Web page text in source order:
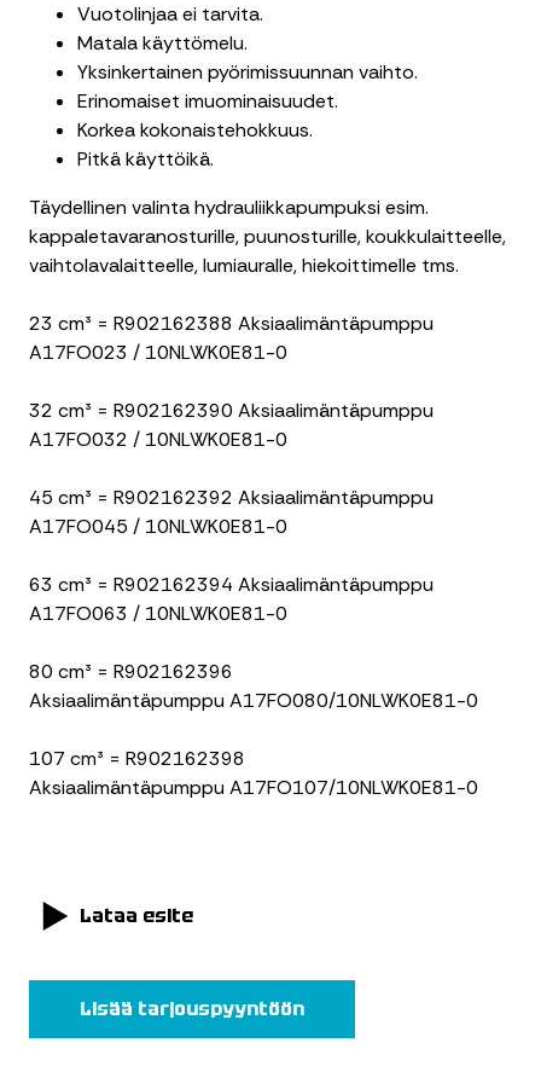
Vuotolinjaa ei tarvita.
Matala käyttömelu.
Yksinkertainen pyörimissuunnan vaihto.
Erinomaiset imuominaisuudet.
Korkea kokonaistehokkuus.
Pitkä käyttöikä.
Täydellinen valinta hydrauliikkapumpuksi esim.
kappaletavaranosturille, puunosturille, koukkulaitteelle,
vaihtolavalaitteelle, lumiauralle, hiekoittimelle tms.
23 cm³ = R902162388 Aksiaalimäntäpumppu
A17FO023 / 10NLWK0E81-0
32 cm³ = R902162390 Aksiaalimäntäpumppu
A17FO032 / 10NLWK0E81-0
45 cm³ = R902162392 Aksiaalimäntäpumppu
A17FO045 / 10NLWK0E81-0
63 cm³ = R902162394 Aksiaalimäntäpumppu
A17FO063 / 10NLWK0E81-0
80 cm³ = R902162396
Aksiaalimäntäpumppu A17FO080/10NLWK0E81-0
107 cm³ = R902162398
Aksiaalimäntäpumppu A17FO107/10NLWK0E81-0
Lataa esite
Lisää tarjouspyyntöön